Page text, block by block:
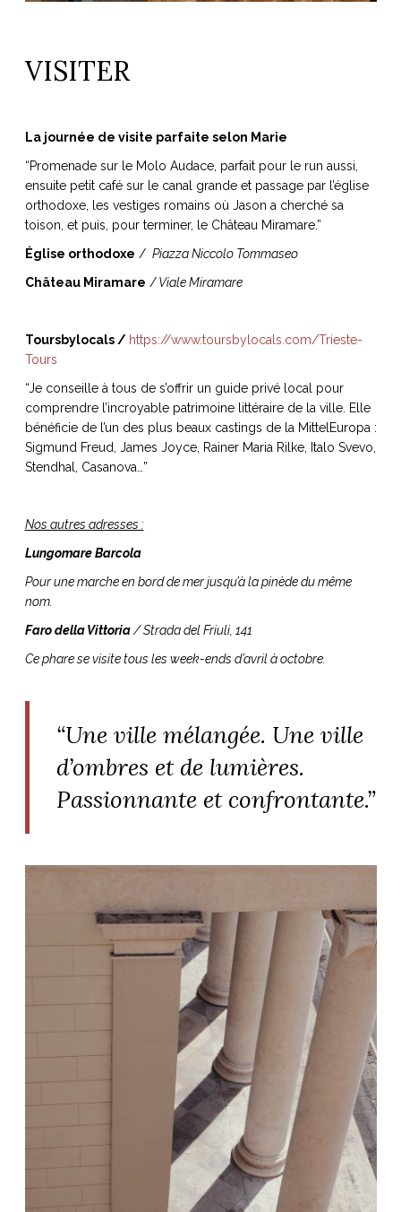
VISITER
La journée de visite parfaite selon Marie
“Promenade sur le Molo Audace, parfait pour le run aussi,
ensuite petit café sur le canal grande et passage par l’église
orthodoxe, les vestiges romains où Jason a cherché sa
toison, et puis, pour terminer, le Château Miramare.”
Église orthodoxe / Piazza Niccolo Tommaseo
Château Miramare /Viale Miramare
Toursbylocals / https://www.toursbylocals.com/Trieste-
Tours
“Je conseille à tous de s’offrir un guide privé local pour
comprendre l’incroyable patrimoine littéraire de la ville. Elle
bénéficie de l’un des plus beaux castings de la MittelEuropa :
Sigmund Freud, James Joyce, Rainer Maria Rilke, Italo Svevo,
Stendhal, Casanova…”
Nos autres adresses :
Lungomare Barcola
Pour une marche en bord de mer jusqu’à la pinède du même
nom.
Faro della Vittoria/ Strada del Friuli, 141
Ce phare se visite tous les week-ends d’avril à octobre.
“Une ville mélangée. Une ville
d’ombres et de lumières.
Passionnante et confrontante.”